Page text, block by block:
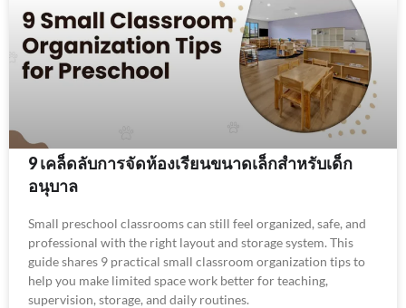
9 เคล็ดลับการจัดห้องเรียนขนาดเล็กสำหรับเด็ก
อนุบาล
Small preschool classrooms can still feel organized, safe, and
professional with the right layout and storage system. This
guide shares 9 practical small classroom organization tips to
help you make limited space work better for teaching,
supervision, storage, and daily routines.